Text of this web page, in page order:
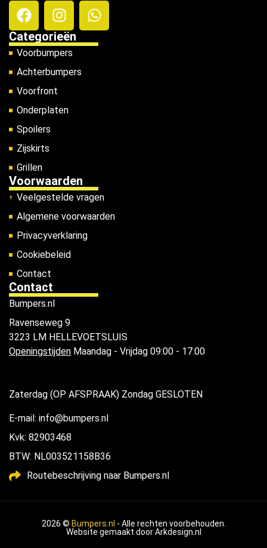
Categorieën
Voorbumpers
Achterbumpers
Voorfront
Onderplaten
Spoilers
Zijskirts
Grillen
Voorwaarden
Veelgestelde vragen
Algemene voorwaarden
Privacyverklaring
Cookiebeleid
Contact
Contact
Bumpers.nl
Ravenseweg 9
3223 LM HELLEVOETSLUIS
Openingstijden Maandag - Vrijdag 09:00 - 17:00
Zaterdag (OP AFSPRAAK) Zondag GESLOTEN
E-mail: info@bumpers.nl
Kvk: 82903468
BTW: NL003521158B36
Routebeschrijving naar Bumpers.nl
2026 © Bumpers.nl - Alle rechten voorbehouden.
Website gemaakt doorArkdesign.nl